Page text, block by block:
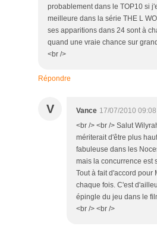
probablement dans le TOP10 si
meilleure dans la série THE L
ses apparitions dans 24 sont à
quand une vraie chance sur
<br />
Répondre
V Vance 17/07/2010 09:08
<br /> <br /> Salut
mériterait d'être plus
fabuleuse dans les
mais la concurrence est
Tout à fait d'accord pour
chaque fois. C'est
épingle du jeu dans le
<br /> <br />